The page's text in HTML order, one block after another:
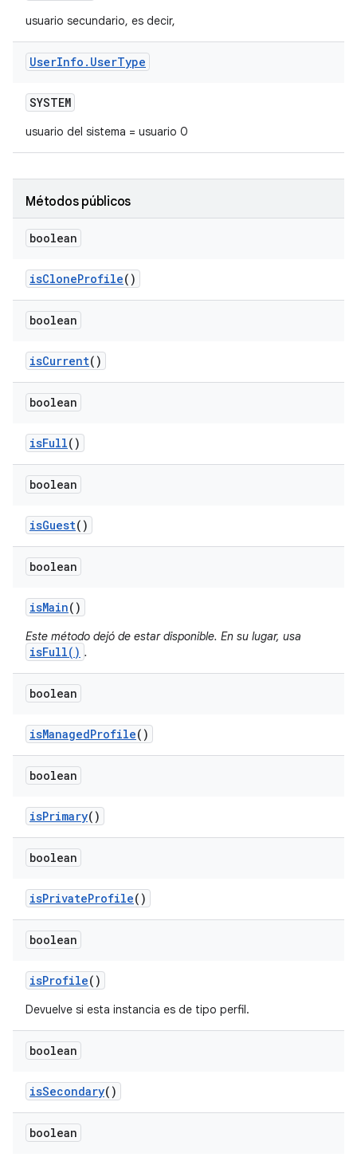
usuario secundario, es decir,
UserInfo . UserType
SYSTEM
usuario del sistema = usuario 0
Métodos públicos
boolean
isCloneProfile()
boolean
isCurrent()
boolean
isFull()
boolean
isGuest()
boolean
isMain()
Este método dejó de estar disponible. En su lugar, usa
isFull() .
boolean
isManagedProfile()
boolean
isPrimary()
boolean
isPrivateProfile()
boolean
isProfile()
Devuelve si esta instancia es de tipo perfil.
boolean
isSecondary()
boolean